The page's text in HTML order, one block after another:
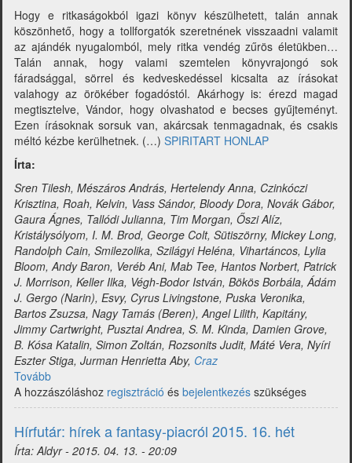
Hogy e ritkaságokból igazi könyv készülhetett, talán annak
köszönhető, hogy a tollforgatók szeretnének visszaadni valamit
az ajándék nyugalomból, mely ritka vendég zűrös életükben…
Talán annak, hogy valami szemtelen könyvrajongó sok
fáradsággal, sörrel és kedveskedéssel kicsalta az írásokat
valahogy az örökéber fogadóstól. Akárhogy is: érezd magad
megtisztelve, Vándor, hogy olvashatod e becses gyűjteményt.
Ezen írásoknak sorsuk van, akárcsak tenmagadnak, és csakis
méltó kézbe kerülhetnek. (…) SPIRITART HONLAP
Írta:
Sren Tilesh, Mészáros András, Hertelendy Anna, Czinkóczi
Krisztina, Roah, Kelvin, Vass Sándor, Bloody Dora, Novák Gábor,
Gaura Ágnes, Tallódi Julianna, Tim Morgan, Őszi Alíz,
Kristálysólyom, I. M. Brod, George Colt, Sütiszörny, Mickey Long,
Randolph Cain, Smilezolika, Szilágyi Heléna, Vihartáncos, Lylia
Bloom, Andy Baron, Veréb Ani, Mab Tee, Hantos Norbert, Patrick
J. Morrison, Keller Ilka, Végh-Bodor István, Bökös Borbála, Ádám
J. Gergo (Narin), Esvy, Cyrus Livingstone, Puska Veronika,
Bartos Zsuzsa, Nagy Tamás (Beren), Angel Lilith, Kapitány,
Jimmy Cartwright, Pusztai Andrea, S. M. Kinda, Damien Grove,
B. Kósa Katalin, Simon Zoltán, Rozsonits Judit, Máté Vera, Nyíri
Eszter Stiga, Jurman Henrietta Aby, Craz
Tovább
és
kalandozók
antológia
-
Spiritart)
A hozzászóláshoz regisztráció és bejelentkezés szükséges
Hírfutár: hírek a fantasy-piacról 2015. 16. hét
Írta:Aldyr- 2015. 04. 13. - 20:09